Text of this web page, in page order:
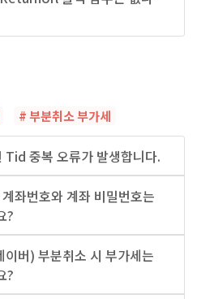
# 부분취소 부가세
Tid 중복 오류가 발생합니다.
좌번호와 계좌 비밀번호는
?
버) 부분취소 시 부가세는
?